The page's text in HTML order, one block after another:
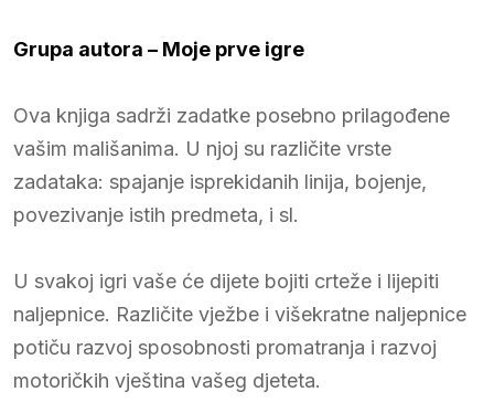
Grupa autora – Moje prve igre
Ova knjiga sadrži zadatke posebno prilagođene
vašim mališanima. U njoj su različite vrste
zadataka: spajanje isprekidanih linija, bojenje,
povezivanje istih predmeta, i sl.
U svakoj igri vaše će dijete bojiti crteže i lijepiti
naljepnice. Različite vježbe i višekratne naljepnice
potiču razvoj sposobnosti promatranja i razvoj
motoričkih vještina vašeg djeteta.